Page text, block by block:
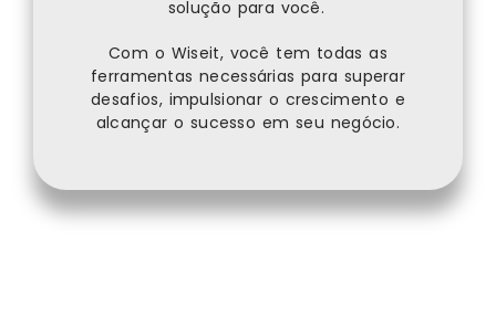
solução para você.
Com o Wiseit, você tem todas as
ferramentas necessárias para superar
desafios, impulsionar o crescimento e
alcançar o sucesso em seu negócio.